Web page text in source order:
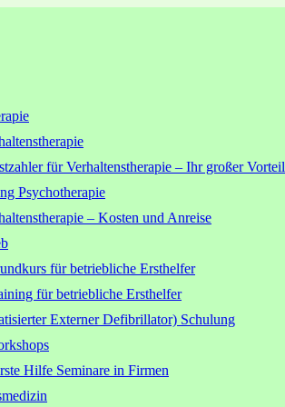
für Verhaltenstherapie – Ihr großer Vorteil
Psychotherapie
– Kosten und Anreise
für betriebliche Ersthelfer
für betriebliche Ersthelfer
Externer Defibrillator) Schulung
Hilfe Seminare in Firmen